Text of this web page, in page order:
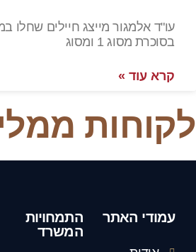
עו"ד אלמגור מייצג חיילים שחלו
בסוכרת מסוג 1 ומסוג
קרא עוד »
לקוחות
התמחויות
המשרד
עמודי האתר